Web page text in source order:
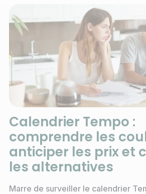
Calendrier Tempo :
comprendre les
anticiper les prix et
les alternatives
Marre de surveiller le calendrier